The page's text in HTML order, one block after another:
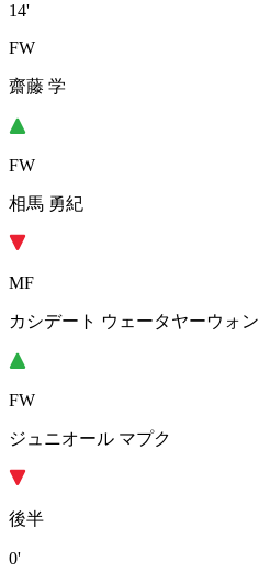
14'
FW
齋藤 学
FW
相馬 勇紀
MF
カシデート ウェータヤーウォン
FW
ジュニオール マプク
後半
0'